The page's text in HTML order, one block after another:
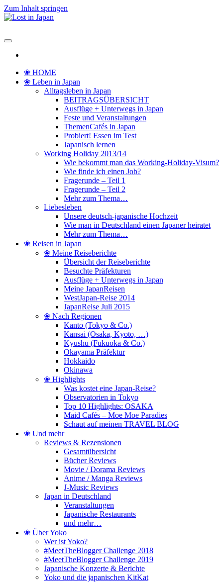
Zum Inhalt springen
❀ HOME
❀ Leben in Japan
Alltagsleben in Japan
BEITRAGSÜBERSICHT
Ausflüge + Unterwegs in Japan
Feste und Veranstaltungen
ThemenCafés in Japan
Probiert! Essen im Test
Japanisch lernen
Working Holiday 2013/14
Wie bekommt man das Working-Holiday-Visum?
Wie finde ich einen Job?
Fragerunde – Teil 1
Fragerunde – Teil 2
Mehr zum Thema…
Liebesleben
Unsere deutsch-japanische Hochzeit
Wie man in Deutschland einen Japaner heiratet
Mehr zum Thema…
❀ Reisen in Japan
❀ Meine Reiseberichte
Übersicht der Reiseberichte
Besuchte Präfekturen
Ausflüge + Unterwegs in Japan
Meine JapanReisen
WestJapan-Reise 2014
JapanReise Juli 2015
❀ Nach Regionen
Kanto (Tokyo & Co.)
Kansai (Osaka, Kyoto, …)
Kyushu (Fukuoka & Co.)
Okayama Präfektur
Hokkaido
Okinawa
❀ Highlights
Was kostet eine Japan-Reise?
Observatorien in Tokyo
Top 10 Highlights: OSAKA
Maid Cafés – Moe Moe Paradies
Schaut auf meinen TRAVEL BLOG
❀ Und mehr
Reviews & Rezensionen
Gesamtübersicht
Bücher Reviews
Movie / Dorama Reviews
Anime / Manga Reviews
J-Music Reviews
Japan in Deutschland
Veranstaltungen
Japanische Restaurants
und mehr…
❀ Über Yoko
Wer ist Yoko?
#MeetTheBlogger Challenge 2018
#MeetTheBlogger Challenge 2019
Japanische Konzerte & Berichte
Yoko und die japanischen KitKat